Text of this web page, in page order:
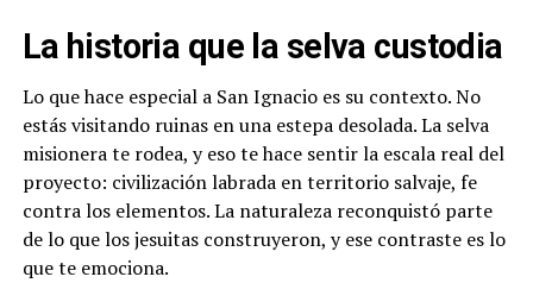
La historia que la selva custodia
Lo que hace especial a San Ignacio es su contexto. No
estás visitando ruinas en una estepa desolada. La selva
misionera te rodea, y eso te hace sentir la escala real del
proyecto: civilización labrada en territorio salvaje, fe
contra los elementos. La naturaleza reconquistó parte
de lo que los jesuitas construyeron, y ese contraste es lo
que te emociona.